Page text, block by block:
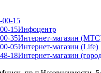
00-15
15Инфоцентр
35Интернет-магазин
05Интернет-магазин (Life)
18Интернет-магазин